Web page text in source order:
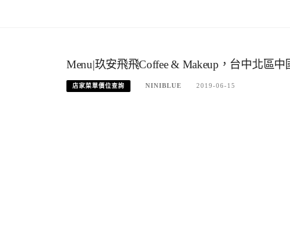
Menu|玖安飛飛Coffee & Makeup，台中北區
店家菜單價位查詢 NINIBLUE 2019-06-15